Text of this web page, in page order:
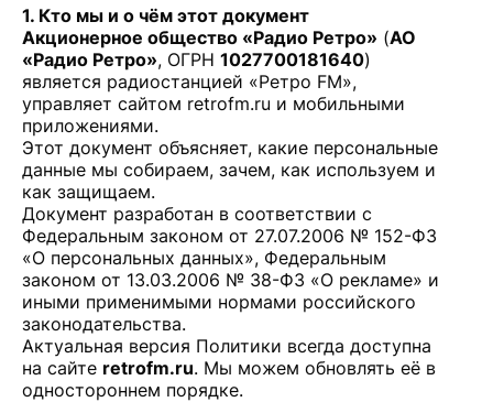
1. Кто мы и о чём этот документ
Акционерное общество «Радио Ретро» (АО
«Радио Ретро», ОГРН 1027700181640)
является радиостанцией «Ретро FM»,
управляет сайтом retrofm.ru и мобильными
приложениями.
Этот документ объясняет, какие персональные
данные мы собираем, зачем, как используем и
как защищаем.
Документ разработан в соответствии с
Федеральным законом от 27.07.2006 № 152-ФЗ
«О персональных данных», Федеральным
законом от 13.03.2006 № 38-ФЗ «О рекламе» и
иными применимыми нормами российского
законодательства.
Актуальная версия Политики всегда доступна
на сайте retrofm.ru. Мы можем обновлять её в
одностороннем порядке.